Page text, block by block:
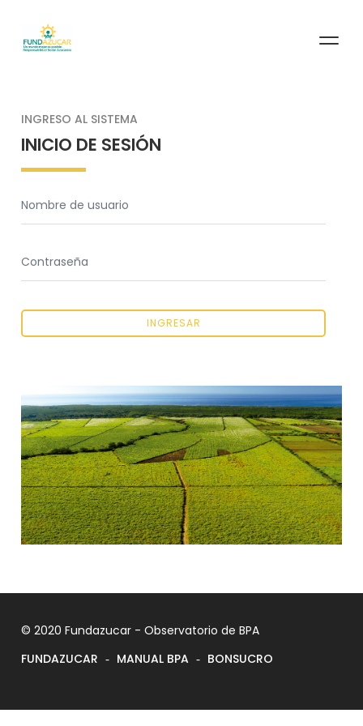
INGRESO AL SISTEMA
INICIO DE SESIÓN
© 2020 Fundazucar - Observatorio de BPA
FUNDAZUCAR
- MANUAL BPA - BONSUCRO